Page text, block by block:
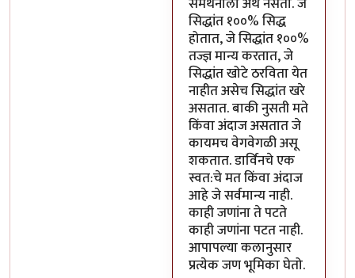
सिद्धांत १००% सिद्ध
होतात, जे सिद्धांत १००%
तज्ज्ञ मान्य करतात, जे
सिद्धांत खोटे ठरविता येत
नाहीत असेच सिद्धांत खरे
असतात. बाकी नुसती मते
किंवा अंदाज असतात जे
कायमच वेगवेगळी असू
शकतात. डार्विनचे एक
स्वत:चे मत किंवा अंदाज
आहे जे सर्वमान्य नाही.
काही जणांना ते पटते
काही जणांना पटत नाही.
आपापल्या कलानुसार
प्रत्येक जण भूमिका घेतो.